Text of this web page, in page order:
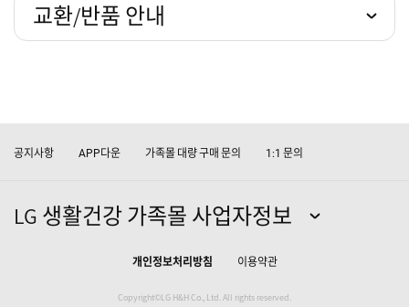
교환/반품 안내
공지사항 APP다운 가족몰 대량 구매 문의 1:1 문의
LG 생활건강 가족몰 사업자정보
개인정보처리방침 이용약관
Copyright©LG H&H Co., Ltd. All rights reserved.